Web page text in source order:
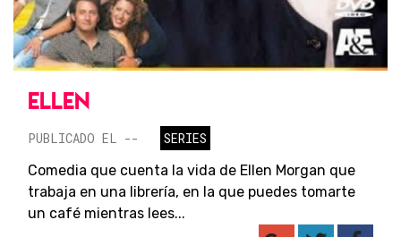
ELLEN
PUBLICADO EL --
SERIES
Comedia que cuenta la vida de Ellen Morgan que
trabaja en una librería, en la que puedes tomarte
un café mientras lees...